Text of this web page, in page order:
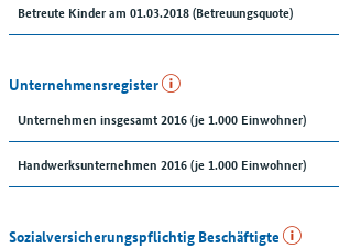
Betreute Kinder am 01.03.2018 (Betreuungsquote)
Unternehmensregister
Unternehmen insgesamt 2016 (je 1.000 Einwohner)
Handwerksunternehmen 2016 (je 1.000 Einwohner)
Sozialversicherungspflichtig Beschäftigte